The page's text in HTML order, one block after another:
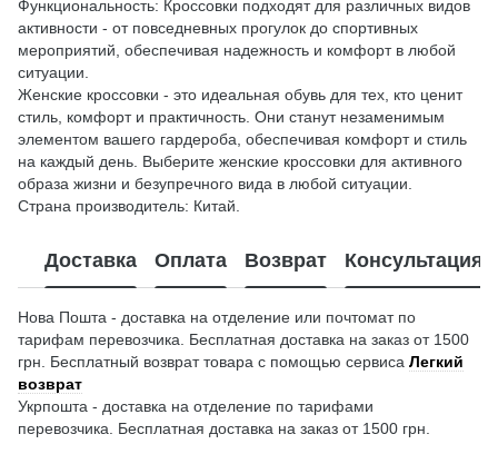
Функциональность: Кроссовки подходят для различных видов
активности - от повседневных прогулок до спортивных
мероприятий, обеспечивая надежность и комфорт в любой
ситуации.
Женские кроссовки - это идеальная обувь для тех, кто ценит
стиль, комфорт и практичность. Они станут незаменимым
элементом вашего гардероба, обеспечивая комфорт и стиль
на каждый день. Выберите женские кроссовки для активного
образа жизни и безупречного вида в любой ситуации.
Страна производитель: Китай.
Доставка Оплата Возврат Консультация
Нова Пошта - доставка на отделение или почтомат по
тарифам перевозчика. Бесплатная доставка на заказ от 1500
грн. Бесплатный возврат товара с помощью сервиса Легкий
возврат
Укрпошта - доставка на отделение по тарифами
перевозчика. Бесплатная доставка на заказ от 1500 грн.